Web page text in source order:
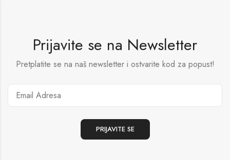
Prijavite se na Newsletter
Pretplatite se na naš newsletter i ostvarite kod za popust!